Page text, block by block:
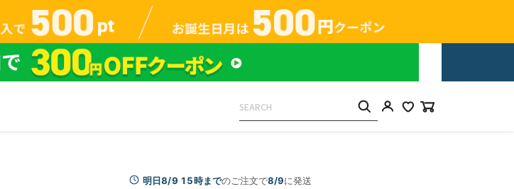
明日8/9 15時までのご注文で8/9に発送